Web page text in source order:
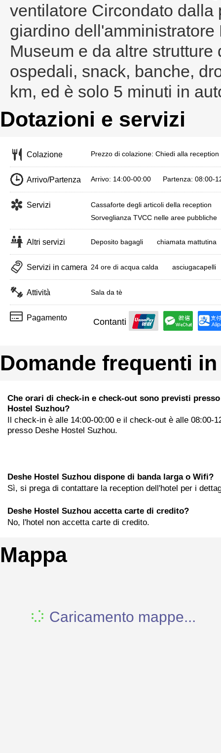
ventilatore Circondato
giardino
Museum e da altre
ospedali, snack, banche,
km, ed è solo 5 minuti in
Dotazioni e servizi
Colazione Prezzo di colazione: Chiedi alla
Arrivo/Partenza Arrivo: 14:00-00:00 Partenza: 08:00-
Servizi
Cassaforte degli articoli della reception
Sorveglianza TVCC nelle aree pubbliche
Altri servizi Deposito bagagli chiamata mattutina
Servizi in camera 24 ore di acqua calda asciugacapelli
Attività Sala da tè
Pagamento Contanti
Domande frequenti
Che orari di check-in e check-out sono previsti presso
Hostel Suzhou?
Il check-in è alle 14:00-00:00 e il check-out è alle 08:00-
presso Deshe Hostel Suzhou.
Deshe Hostel Suzhou dispone di banda larga o Wifi?
Sì, si prega di contattare la reception dell'hotel per i
Deshe Hostel Suzhou accetta carte di credito?
No, l'hotel non accetta carte di credito.
Mappa
Caricamento mappe...